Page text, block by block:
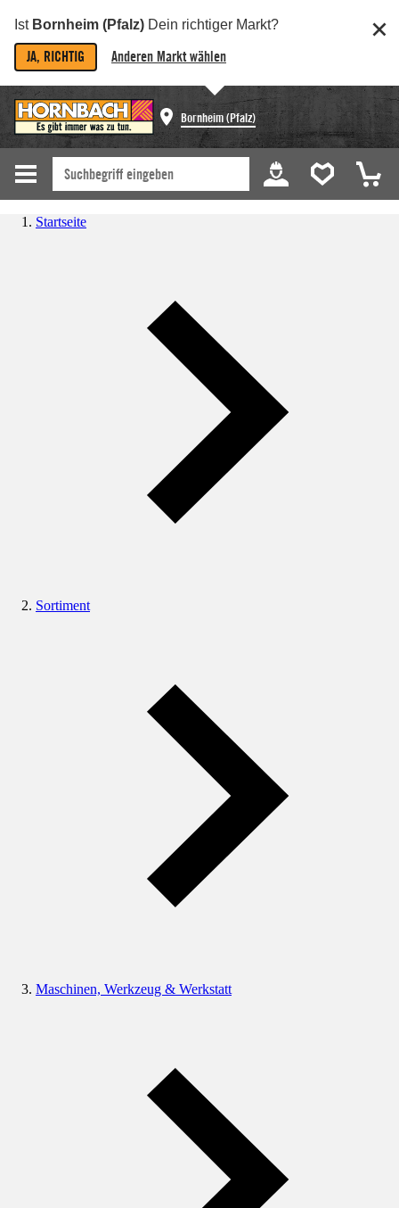
Ist Bornheim (Pfalz) Dein richtiger Markt?
JA, RICHTIG Anderen Markt wählen
Bornheim (Pfalz)
Startseite
Sortiment
Maschinen, Werkzeug & Werkstatt